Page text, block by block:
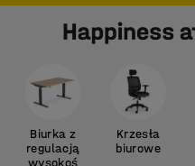
Biurka z
regulacją
wysokoś
Krzesła
biurowe